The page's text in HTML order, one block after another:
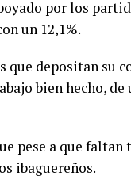
por los
un 12,1%.
que depositan su
bien hecho, de
pese a que faltan
ibaguereños.